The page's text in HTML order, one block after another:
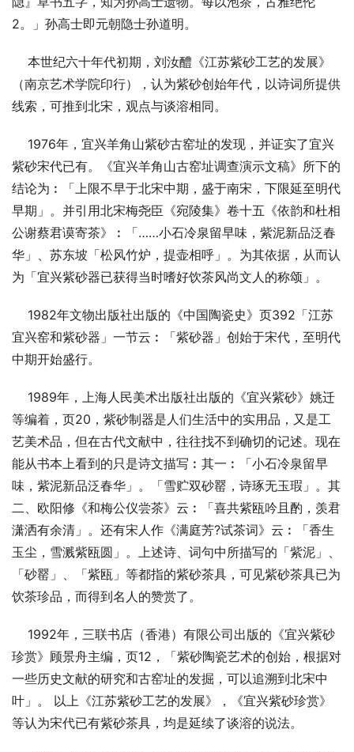
2。」孙高士即元朝隐士孙道明。
本世纪六十年代初期，刘汝醴《江苏紫砂工艺的发展》
（南京艺术学院印行），认为紫砂创始年代，以诗词所提供
线索，可推到北宋，观点与谈溶相同。
1976年，宜兴羊角山紫砂古窑址的发现，并证实了宜兴
紫砂宋代已有。《宜兴羊角山古窑址调查演示文稿》所下的
结论为︰「上限不早于北宋中期，盛于南宋，下限延至明代
早期」。并引用北宋梅尧臣《宛陵集》卷十五《依韵和杜相
公谢蔡君谟寄茶》︰「……小石冷泉留早味，紫泥新品泛春
华」、苏东坡「松风竹炉，提壶相呼」。为其依据，从而认
为「宜兴紫砂器已获得当时嗜好饮茶风尚文人的称颂」。
1982年文物出版社出版的《中国陶瓷史》页392「江苏
宜兴窑和紫砂器」一节云︰「紫砂器」创始于宋代，至明代
中期开始盛行。
1989年，上海人民美术出版社出版的《宜兴紫砂》姚迁
等编着，页20，紫砂制器是人们生活中的实用品，又是工
艺美术品，但在古代文献中，往往找不到确切的记述。现在
能从书本上看到的只是诗文描写︰其一︰「小石冷泉留早
味，紫泥新品泛春华」。「雪贮双砂罂，诗琢无玉瑕」。其
二、欧阳修《和梅公仪尝茶》云︰「喜共紫瓯吟且酌，羡君
潇洒有余清」。还有宋人作《满庭芳?试茶词》云︰「香生
玉尘，雪溅紫瓯圆」。上述诗、词句中所描写的「紫泥」、
「砂罂」、「紫瓯」等都指的紫砂茶具，可见紫砂茶具已为
饮茶珍品，而得到名人的赞赏了。
1992年，三联书店（香港）有限公司出版的《宜兴紫砂
珍赏》顾景舟主编，页12，「紫砂陶瓷艺术的创始，根据对
一些历史文献的研究和古窑址的发掘，可以追溯到北宋中
叶」。 以上《江苏紫砂工艺的发展》，《宜兴紫砂珍赏》
等认为宋代已有紫砂茶具，均是延续了谈溶的说法。